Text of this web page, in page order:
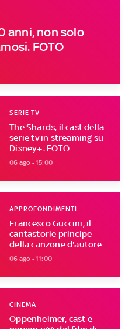
anni, non solo
FOTO
The Shards, il cast della
serie tv in streaming su
Disney+. FOTO
SERIE TV
06 ago - 15:00
Francesco Guccini, il
cantastorie principe
della canzone d'autore
APPROFONDIMENTI
06 ago - 11:00
Oppenheimer, cast e
CINEMA